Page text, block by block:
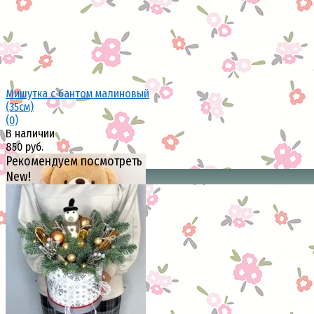
избранное сравнить
Мишутка с бантом малиновый
(35см)
(0)
В наличии
850 руб.
Рекомендуем посмотреть
New!